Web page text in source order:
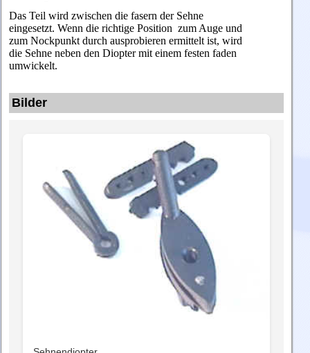
Das Teil wird zwischen die fasern der Sehne
eingesetzt. Wenn die richtige Position zum Auge und
zum Nockpunkt durch ausprobieren ermittelt ist, wird
die Sehne neben den Diopter mit einem festen faden
umwickelt.
Bilder